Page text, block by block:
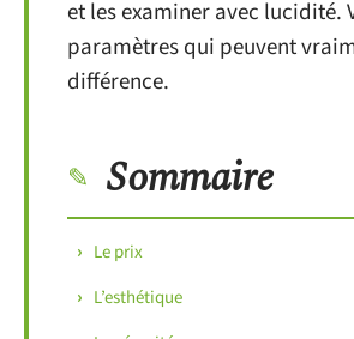
et les examiner avec lucidité.
paramètres qui peuvent
différence.
Sommaire
Le prix
L’esthétique